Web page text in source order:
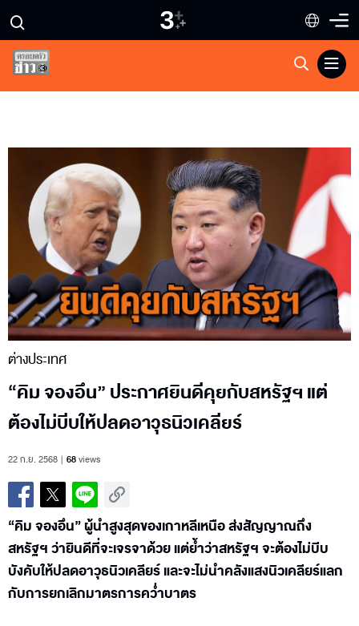
ต่างประเทศ
“คิม จองอึน” ประกาศยินดีคุยกับสหรัฐฯ แต่
ต้องไม่บีบให้ปลดอาวุธนิวเคลียร์
22 ก.ย. 2568 68views
“คิม จองอึน” ผู้นำสูงสุดของเกาหลีเหนือ ส่งสัญญาณถึง
สหรัฐฯ ว่ายินดีที่จะเจรจาด้วย แต่ย้ำว่าสหรัฐฯ จะต้องไม่บีบ
บังคับให้ปลดอาวุธนิวเคลียร์ และจะไม่นำคลังแสงนิวเคลียร์แลก
กับการยกเลิกมาตรการคว่ำบาตร